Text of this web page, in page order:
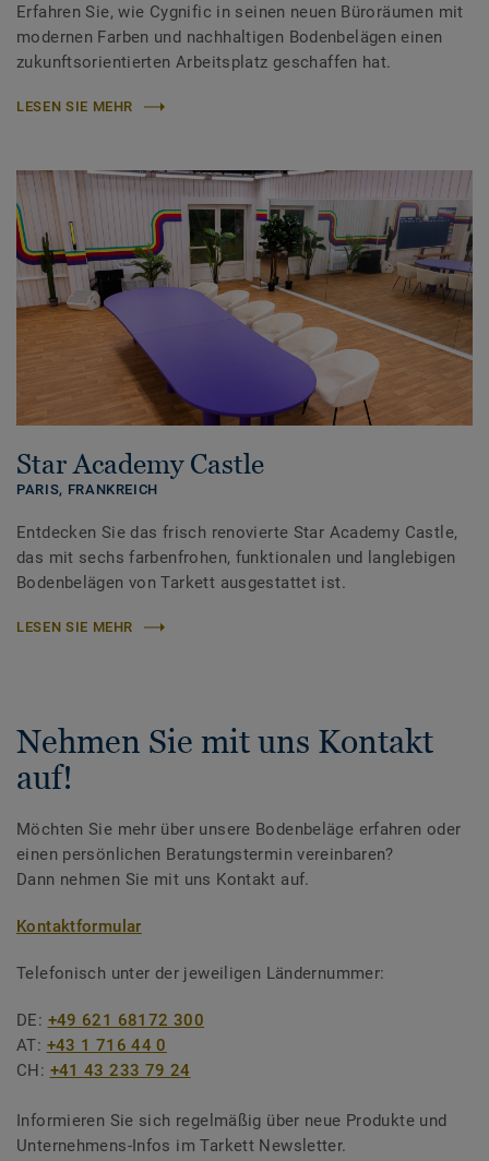
Erfahren Sie, wie Cygnific in seinen neuen Büroräumen mit
modernen Farben und nachhaltigen Bodenbelägen einen
zukunftsorientierten Arbeitsplatz geschaffen hat.
LESEN SIE MEHR
Star Academy Castle
PARIS, FRANKREICH
Entdecken Sie das frisch renovierte Star Academy Castle,
das mit sechs farbenfrohen, funktionalen und langlebigen
Bodenbelägen von Tarkett ausgestattet ist.
LESEN SIE MEHR
Nehmen Sie mit uns Kontakt
auf!
Möchten Sie mehr über unsere Bodenbeläge erfahren oder
einen persönlichen Beratungstermin vereinbaren?
Dann nehmen Sie mit uns Kontakt auf.
Kontaktformular
Telefonisch unter der jeweiligen Ländernummer:
DE: +49 621 68172 300
AT: +43 1 716 44 0
CH: +41 43 233 79 24
Informieren Sie sich regelmäßig über neue Produkte und
Unternehmens-Infos im Tarkett Newsletter.